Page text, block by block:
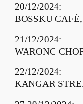
20/12/2024:
BOSSKU CAFÉ,
21/12/2024:
WARONG
22/12/2024:
KANGAR